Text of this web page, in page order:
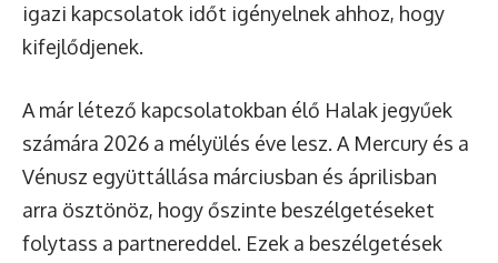
igazi kapcsolatok időt igényelnek ahhoz, hogy
kifejlődjenek.
A már létező kapcsolatokban élő Halak jegyűek
számára 2026 a mélyülés éve lesz. A Mercury és a
Vénusz együttállása márciusban és áprilisban
arra ösztönöz, hogy őszinte beszélgetéseket
folytass a partnered­del. Ezek a beszélgetések